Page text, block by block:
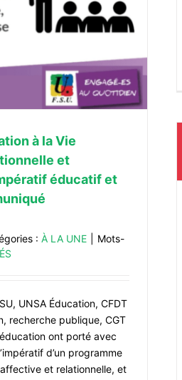
à la Vie
et
éducatif et
: À LA UNE
Mots-
UNSA Éducation, CFDT
recherche publique, CGT
ont porté avec
d’un programme
et relationnelle, et
sur les mineur·es : changer la
société
ACTUALITÉS